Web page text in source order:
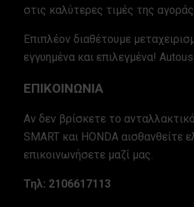
στις καλύτερες τιμές της
Επιπλέον διαθέτουμε
εγγυημένα και επιλεγμένα!
ΕΠΙΚΟΙΝΩΝΙΑ
Αν δεν βρίσκετε το
SMART και HONDA αισθανθείτε
επικοινωνήσετε μαζί μας.
Τηλ: 2106617113